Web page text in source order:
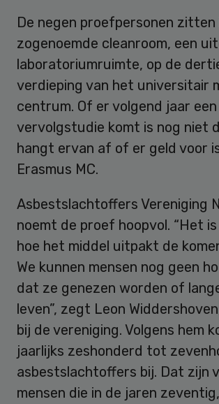
De negen proefpersonen zitten
zogenoemde cleanroom, een
laboratoriumruimte, op de
verdieping van het universitair
centrum. Of er volgend jaar een
vervolgstudie komt is nog niet
hangt ervan af of er geld voor
Erasmus MC.
Asbestslachtoffers Vereniging
noemt de proef hoopvol. “Het
hoe het middel uitpakt de
We kunnen mensen nog geen
dat ze genezen worden of
leven”, zegt Leon
bij de vereniging. Volgens hem
jaarlijks zeshonderd tot
asbestslachtoffers bij. Dat zijn
mensen die in de jaren